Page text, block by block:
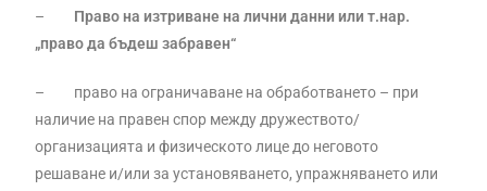
– Право на изтриване на лични данни или т.нар.
„право да бъдеш забравен“
– право на ограничаване на обработването – при
наличие на правен спор между дружеството/
организацията и физическото лице до неговото
решаване и/или за установяването, упражняването или